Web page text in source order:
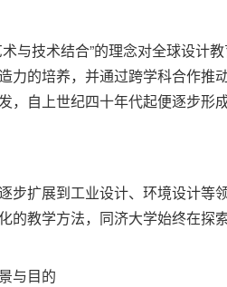
与技术结合”的理念对全球设计
的培养，并通过跨学科合作推
，自上世纪四十年代起便逐步形
步扩展到工业设计、环境设计等
的教学方法，同济大学始终在探
与目的